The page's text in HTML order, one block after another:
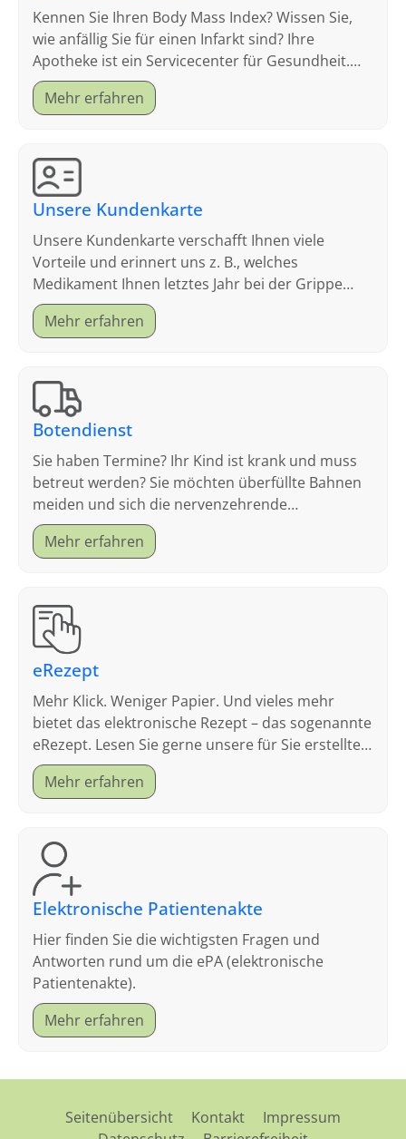
Kennen Sie Ihren Body Mass Index? Wissen Sie,
wie anfällig Sie für einen Infarkt sind? Ihre
Apotheke ist ein Servicecenter für Gesundheit.
Schauen Sie sich an, welche Tests wir anbieten.
Mehr erfahren
Unsere Kundenkarte
Unsere Kundenkarte verschafft Ihnen viele
Vorteile und erinnert uns z. B., welches
Medikament Ihnen letztes Jahr bei der Grippe
geholfen hat.
Mehr erfahren
Botendienst
Sie haben Termine? Ihr Kind ist krank und muss
betreut werden? Sie möchten überfüllte Bahnen
meiden und sich die nervenzehrende
Parkplatzsuche sparen?
Mehr erfahren
eRezept
Mehr Klick. Weniger Papier. Und vieles mehr
bietet das elektronische Rezept – das sogenannte
eRezept. Lesen Sie gerne unsere für Sie erstellten
FAQ.
Mehr erfahren
Elektronische Patientenakte
Hier finden Sie die wichtigsten Fragen und
Antworten rund um die ePA (elektronische
Patientenakte).
Mehr erfahren
Seitenübersicht Kontakt
Impressum